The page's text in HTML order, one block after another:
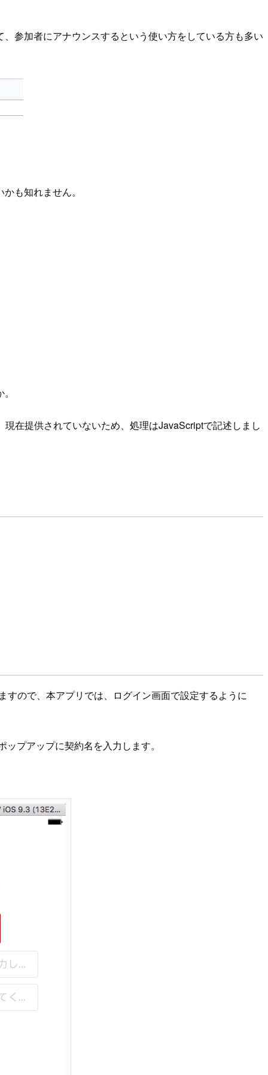
参加者にアナウンスするという使い方をしている方も多い
も知れません。
在提供されていないため、処理はJavaScriptで記述しまし
ので、本アプリでは、ログイン画面で設定するように
プアップに契約名を入力します。